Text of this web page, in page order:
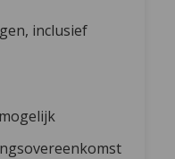
inclusief